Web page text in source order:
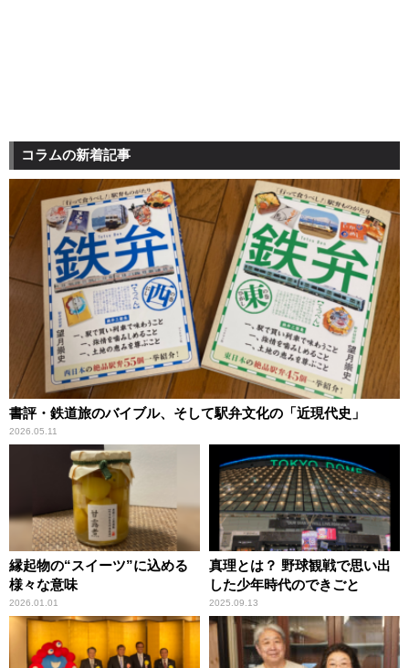
コラムの新着記事
書評・鉄道旅のバイブル、そして駅弁文化の「近現代史」
2026.05.11
縁起物の“スイーツ”に込める
様々な意味
2026.01.01
真理とは？ 野球観戦で思い出
した少年時代のできごと
2025.09.13